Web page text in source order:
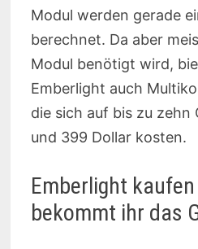
Modul werden gerade
berechnet. Da aber
Modul benötigt wird,
Emberlight auch
die sich auf bis zu zehn
und 399 Dollar kosten.
Emberlight
bekommt ihr das